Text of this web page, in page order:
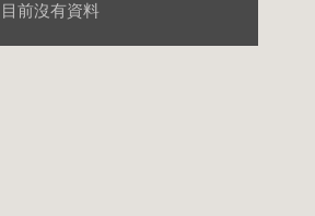
目前沒有資料